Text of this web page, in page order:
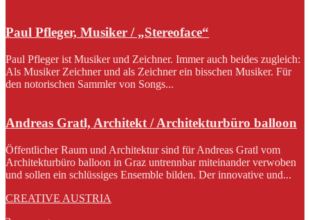
Paul Pfleger, Musiker / „Stereoface“
Paul Pfleger ist Musiker und Zeichner. Immer auch beides zugleich:
Als Musiker Zeichner und als Zeichner ein bisschen Musiker. Für
den notorischen Sammler von Songs...
Andreas Gratl, Architekt / Architekturbüro balloon
Öffentlicher Raum und Architektur sind für Andreas Gratl vom
Architekturbüro balloon in Graz untrennbar miteinander verwoben
und sollen ein schlüssiges Ensemble bilden. Der innovative und...
CREATIVE AUSTRIA